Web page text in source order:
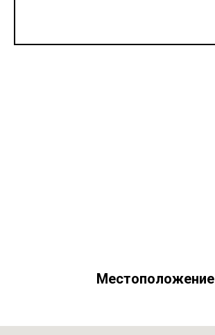
Местоположение